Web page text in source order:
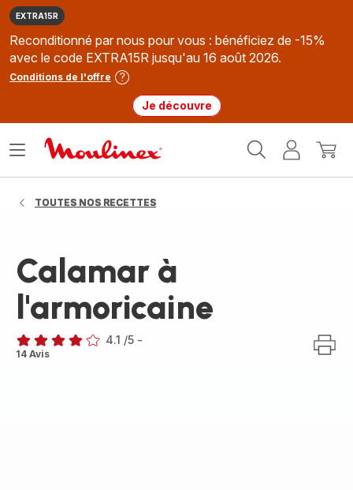
EXTRA15R
Reconditionné par nous pour vous : bénéficiez de -15%
avec le code EXTRA15R jusqu'au 16 août 2026.
Conditions de l'offre
Je découvre
MonMon
Ouvrir
TOUTES NOS RECETTES
Calamar à
l'armoricaine
ratings.4.1
4.1 /5 -
14 Avis